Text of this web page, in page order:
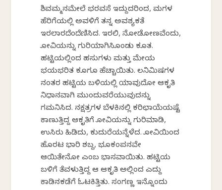
ಶಿವಮ್ಮನಮೇಲೆ ಭರವಸೆ ಇದ್ದುದರಿಂದ, ಮಗಳ
ಹೆರಿಗೆಯಲ್ಲಿ ಅವಳಿಗೆ ತನ್ನ ಅವಶ್ಯಕತೆ
ಇರಲಾರದೆಂದೆಣಿಸಿದ. ಇರಲಿ, ನೋಡೋಣವೆಂದು,
ಕೋವಿಯನ್ನು ಗುರಿಯಾಗಿಸಿಕೊಂಡು ಕೂತ.
ಹಟ್ಟಿಯಲ್ಲಿಂದ ಹಸುಗಳು ಮತ್ತು ಮೇಕೆಯ
ಭಯಭರಿತ ಕೂಗೂ ಹೆಚ್ಚಾಯಿತು. ಕೆಲನಿಮಿಷಗಳ
ನಂತರ ಹಟ್ಟಿಯ ಬಳಿಯಲ್ಲಿ ಯಾವುದೋ ಆಕೃತಿ
ನಿಧಾನವಾಗಿ ಮುಂದುವರೆಯುವುದನ್ನು
ಗಮನಿಸಿದ. ನಕ್ಷತ್ರಗಳ ಬೆಳಕಿನಲ್ಲಿ ಕರಿಛಾಯೆಯಷ್ಟೆ
ಕಾಣುತ್ತಿದ್ದ ಆಕೃತಿಗೆ ಕೋವಿಯನ್ನು ಗುರಿಮಾಡಿ,
ಉಸಿರು ಹಿಡಿದು, ಕುದುರೆಯನ್ನೆಳೆದ. ಕೋವಿಯಿಂದ
ಹೊರಟ ಭಾರಿ ಶಬ್ದ, ಭೂಕಂಪನವೇ
ಆಯಿತೇನೋ ಎಂಬ ಭಾಸವಾಯಿತು. ಹಟ್ಟಿಯ
ಬಳಿಗೆ ತೆವಳುತ್ತಿದ್ದ ಆ ಆಕೃತಿ ಅಲ್ಲಿಂದ ಎದ್ದು
ಕಾಡಿನಕಡೆಗೆ ಓಟಕಿತ್ತಿತು. ಸಂಗಣ್ಣ ಇನ್ನೊಂದು